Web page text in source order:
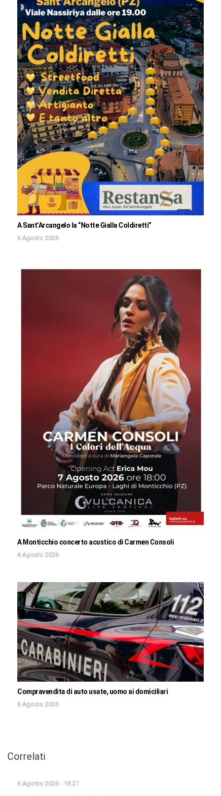
A Sant’Arcangelo la “Notte Gialla Coldiretti”
6 Agosto 2026
A Monticchio concerto acustico di Carmen Consoli
6 Agosto 2026
Compravendita di auto usate, uomo ai domiciliari
6 Agosto 2026
Correlati
6 Agosto 2026 - 18:27